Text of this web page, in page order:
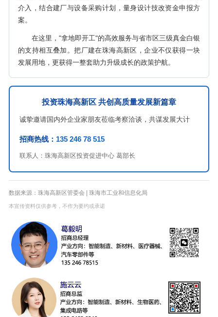
介入，结合建厂与设备采购计划，量身设计技改资金申报方
案。
在这里，"拿地即开工"的高效服务与省市区三级真金白银
的支持相互叠加。把厂建在珠海高新区，企业不仅获得一块
发展用地，更获得一整套助力升级成长的政策护航。
投资珠海高新区 共创高质量发展新篇章
诚挚邀请国内外企业家朋友莅临考察洽谈，共谋发展大计
招商热线： 135 246 78 515
联系人：珠海高新区投资促进中心 葛部长
数据来源：珠海高新区管委会 | 珠海市工业和信息化局
本宣传资料仅供参考，不作为要约或承诺